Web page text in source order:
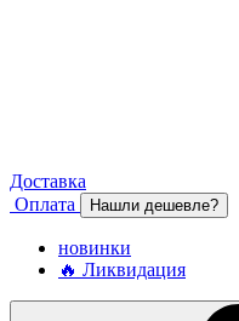
Доставка
Оплата
Нашли дешевле?
новинки
🔥 Ликвидация